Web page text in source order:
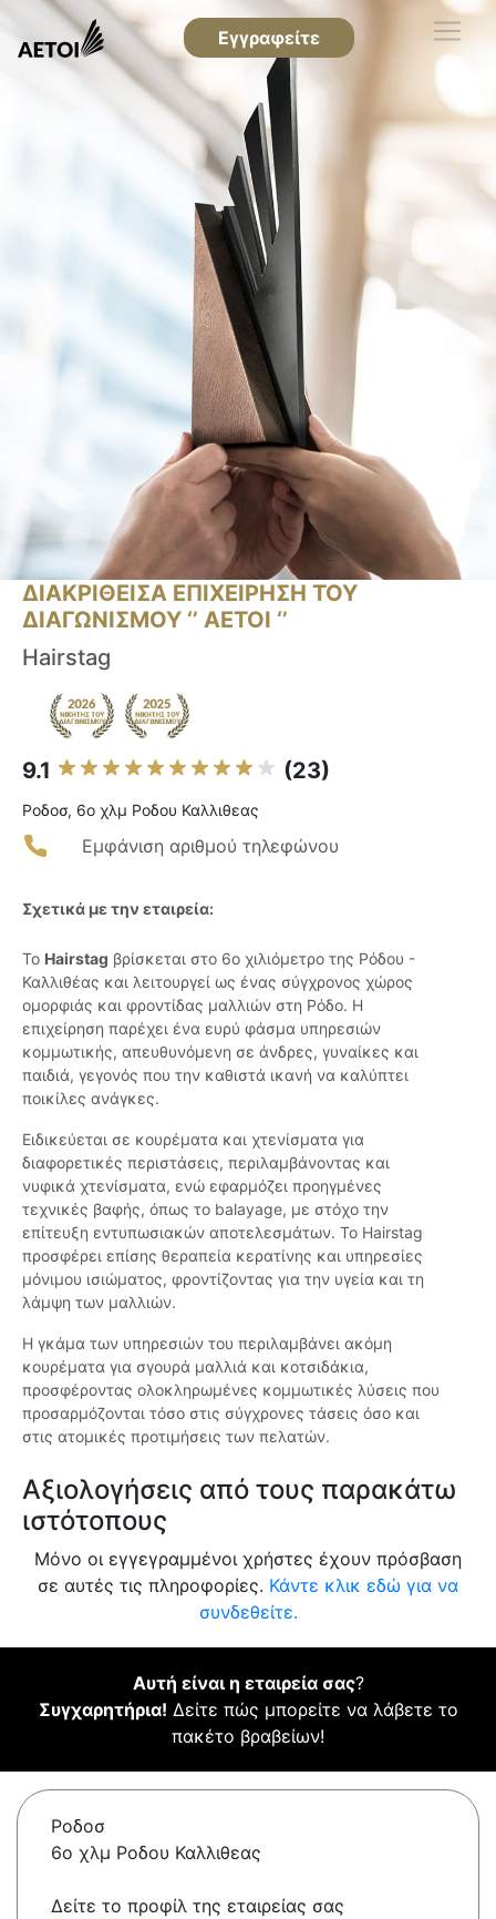
Εγγραφείτε
ΔΙΑΚΡΙΘΕΙΣΑ ΕΠΙΧΕΙΡΗΣΗ ΤΟΥ
ΔΙΑΓΩΝΙΣΜΟΥ ‘’ ΑΕΤΟΙ ‘’
Hairstag
9.1 (23)
Ροδοσ, 6ο χλμ Ροδου Καλλιθεας
Εμφάνιση αριθμού τηλεφώνου
Σχετικά με την εταιρεία:
Το Hairstag βρίσκεται στο 6ο χιλιόμετρο της Ρόδου -
Καλλιθέας και λειτουργεί ως ένας σύγχρονος χώρος
ομορφιάς και φροντίδας μαλλιών στη Ρόδο. Η
επιχείρηση παρέχει ένα ευρύ φάσμα υπηρεσιών
κομμωτικής, απευθυνόμενη σε άνδρες, γυναίκες και
παιδιά, γεγονός που την καθιστά ικανή να καλύπτει
ποικίλες ανάγκες.
Ειδικεύεται σε κουρέματα και χτενίσματα για
διαφορετικές περιστάσεις, περιλαμβάνοντας και
νυφικά χτενίσματα, ενώ εφαρμόζει προηγμένες
τεχνικές βαφής, όπως το balayage, με στόχο την
επίτευξη εντυπωσιακών αποτελεσμάτων. Το Hairstag
προσφέρει επίσης θεραπεία κερατίνης και υπηρεσίες
μόνιμου ισιώματος, φροντίζοντας για την υγεία και τη
λάμψη των μαλλιών.
Η γκάμα των υπηρεσιών του περιλαμβάνει ακόμη
κουρέματα για σγουρά μαλλιά και κοτσιδάκια,
προσφέροντας ολοκληρωμένες κομμωτικές λύσεις που
προσαρμόζονται τόσο στις σύγχρονες τάσεις όσο και
στις ατομικές προτιμήσεις των πελατών.
Αξιολογήσεις από τους παρακάτω
ιστότοπους
Μόνο οι εγγεγραμμένοι χρήστες έχουν πρόσβαση
σε αυτές τις πληροφορίες. Κάντε κλικ εδώ για να
συνδεθείτε.
Αυτή είναι η εταιρεία σας?
Συγχαρητήρια! Δείτε πώς μπορείτε να λάβετε το
πακέτο βραβείων!
Ροδοσ
6ο χλμ Ροδου Καλλιθεας
Δείτε το προφίλ της εταιρείας σας